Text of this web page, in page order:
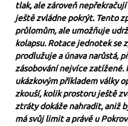
tlak, ale zároveň
ještě zvládne pokrýt. Tento
průlomům, ale umožňuje
kolapsu. Rotace jednotek se
prodlužuje a únava narůstá,
zásobování nejvíce zatížené.
ukázkovým příkladem války
zkouší, kolik prostoru ještě
ztráty dokáže nahradit, aniž
má svůj limit a právě u